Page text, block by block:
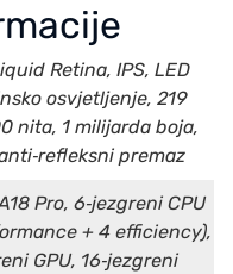
Retina, IPS, LED
osvjetljenje, 219
nita, 1 milijarda boja,
premaz
Pro, 6‑jezgreni CPU
+ 4 efficiency),
GPU, 16‑jezgreni